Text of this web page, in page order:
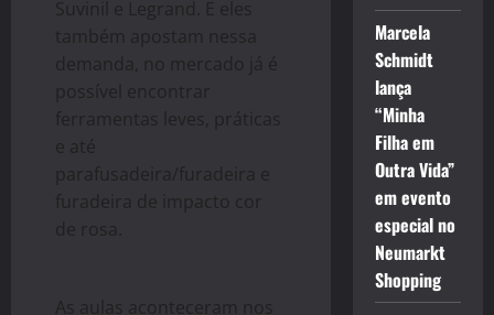
Suvinil e Legrand. E eles
também apostam nessa
demanda, no mercado já é
possível encontrar
ferramentas leves, práticas
e até
parafusadeira/furadeira e
furadeira de impacto cor
de rosa.
As aulas aconteceram nos
Marcela
Schmidt
lança
“Minha
Filha em
Outra Vida”
em evento
especial no
Neumarkt
Shopping